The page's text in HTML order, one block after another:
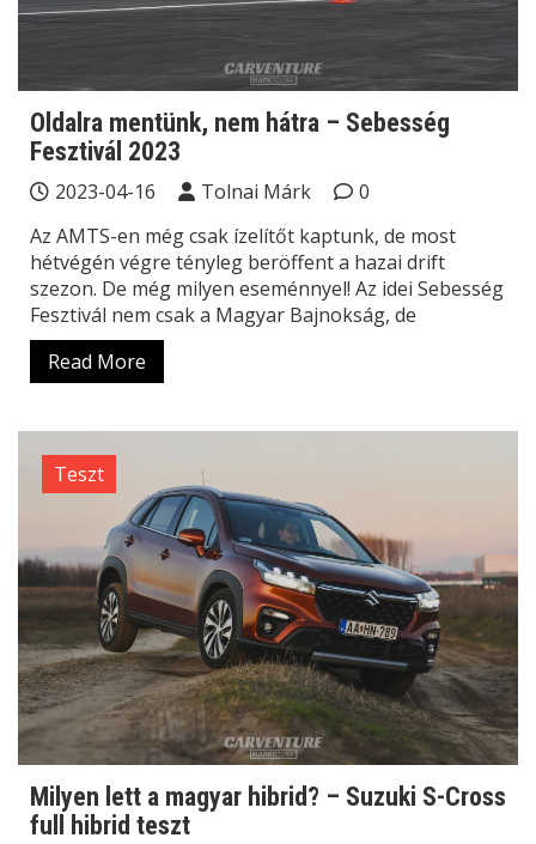
Oldalra mentünk, nem hátra – Sebesség
Fesztivál 2023
2023-04-16 Tolnai Márk
0
Az AMTS-en még csak ízelítőt kaptunk, de most
hétvégén végre tényleg beröffent a hazai drift
szezon. De még milyen eseménnyel! Az idei Sebesség
Fesztivál nem csak a Magyar Bajnokság, de
Read More
Teszt
Milyen lett a magyar hibrid? – Suzuki S-Cross
full hibrid teszt